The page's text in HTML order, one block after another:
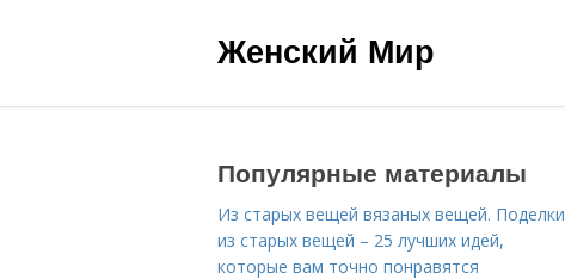
Женский Мир
Популярные материалы
Из старых вещей вязаных вещей. Поделки
из старых вещей – 25 лучших идей,
которые вам точно понравятся